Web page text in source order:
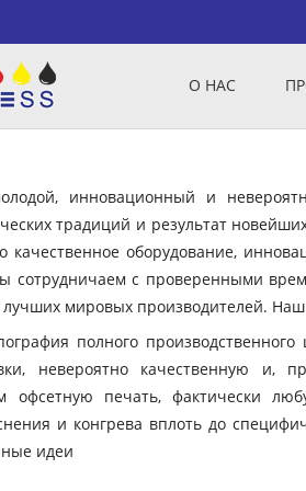
О НАС
инновационный и
традиций и результат
качественное оборудование,
сотрудничаем с проверенными
мировых производителей. Наш
полного
невероятно качественную и,
офсетную печать, фактически
и конгрева вплоть до
идеи